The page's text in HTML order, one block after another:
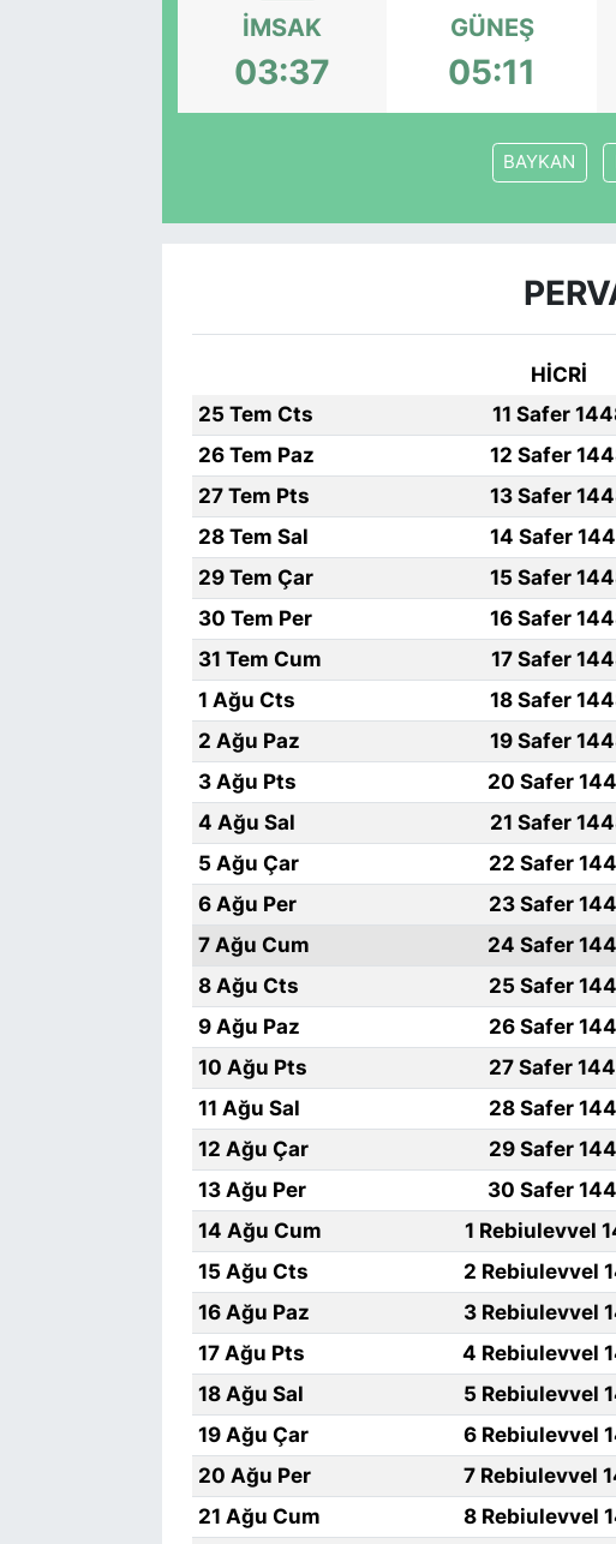
İMSAK
03:37
GÜNEŞ
05:11
BAYKAN
HİCRİ
25 Tem Cts
11 Safer
26 Tem Paz
12 Safer
27 Tem Pts
13 Safer
28 Tem Sal
14 Safer
29 Tem Çar
15 Safer
30 Tem Per
16 Safer
31 Tem Cum
17 Safer
1 Ağu Cts
18 Safer
2 Ağu Paz
19 Safer
3 Ağu Pts
20 Safer
4 Ağu Sal
21 Safer
5 Ağu Çar
22 Safer
6 Ağu Per
23 Safer
7 Ağu Cum
24 Safer
8 Ağu Cts
25 Safer
9 Ağu Paz
26 Safer
10 Ağu Pts
27 Safer
11 Ağu Sal
28 Safer
12 Ağu Çar
29 Safer
13 Ağu Per
30 Safer
14 Ağu Cum
1 Rebiulevvel
15 Ağu Cts
2 Rebiulevvel
16 Ağu Paz
3 Rebiulevvel
17 Ağu Pts
4 Rebiulevvel
18 Ağu Sal
5 Rebiulevvel
19 Ağu Çar
6 Rebiulevvel
20 Ağu Per
7 Rebiulevvel
21 Ağu Cum
8 Rebiulevvel